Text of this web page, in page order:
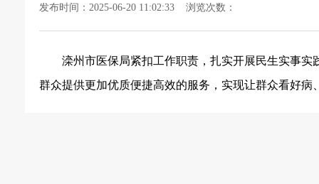
发布时间：2025-06-20 11:02:33 浏览次数：
滦州市医保局紧扣工作职责，扎实开展民生实事实
群众提供更加优质便捷高效的服务， 实现让群众看好病